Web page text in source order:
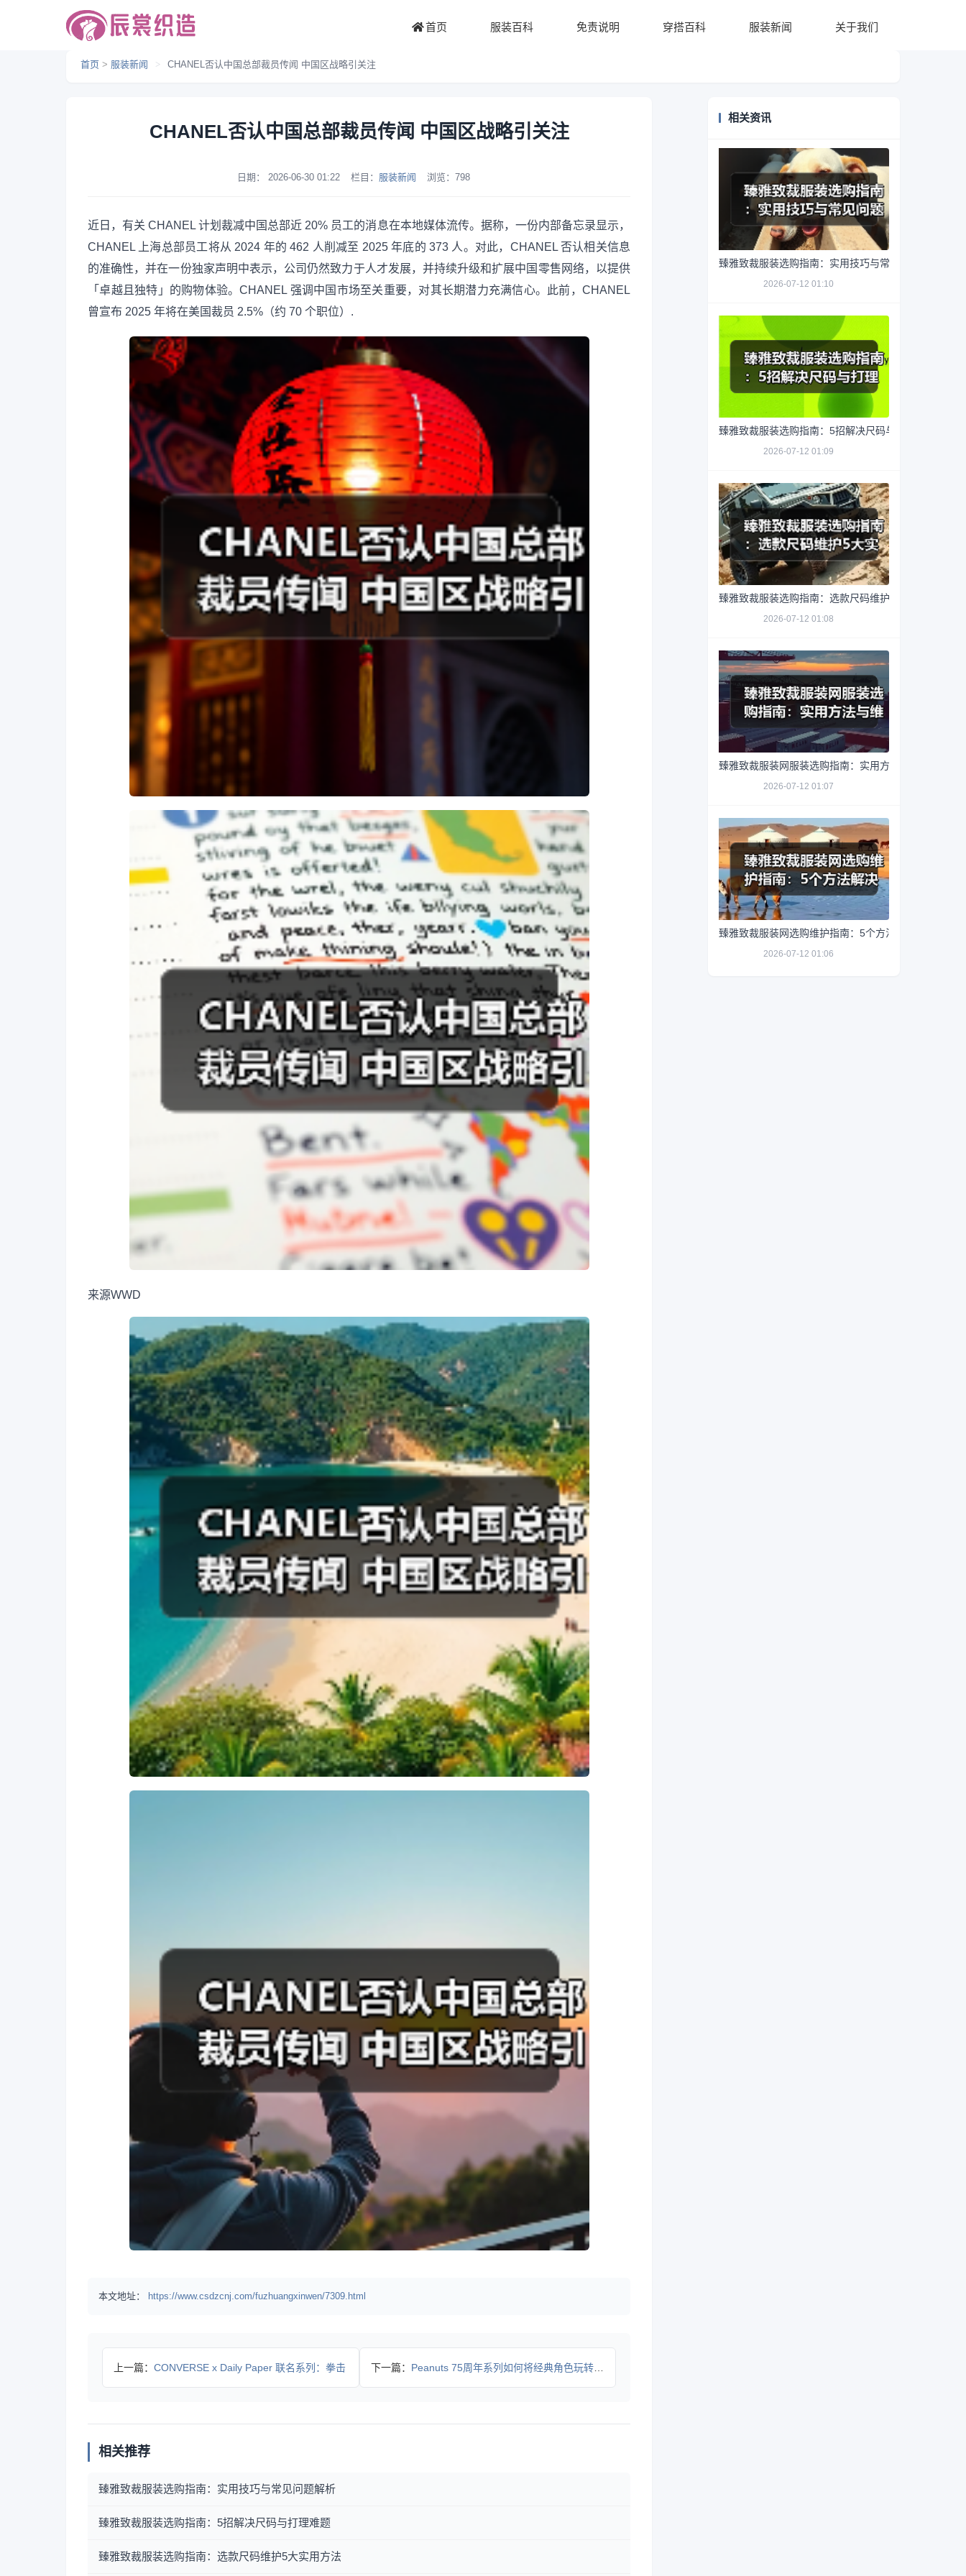
首页 服装百科 免责说明 穿搭百科 服装新闻 关于我们
首页 > 服装新闻 > CHANEL否认中国总部裁员传闻 中国区战略引关注
CHANEL否认中国总部裁员传闻 中国区战略引关注
日期： 2026-06-30 01:22 栏目： 服装新闻 浏览： 798
近日，有关 CHANEL 计划裁减中国总部近 20% 员工的消息在本地媒体流传。据称，一份内部备忘录显示，
CHANEL 上海总部员工将从 2024 年的 462 人削减至 2025 年底的 373 人。对此，CHANEL 否认相关信息
的准确性，并在一份独家声明中表示，公司仍然致力于人才发展，并持续升级和扩展中国零售网络，以提供
「卓越且独特」的购物体验。CHANEL 强调中国市场至关重要，对其长期潜力充满信心。此前，CHANEL
曾宣布 2025 年将在美国裁员 2.5%（约 70 个职位）.
来源WWD
本文地址： https://www.csdzcnj.com/fuzhuangxinwen/7309.html
上一篇： CONVERSE x Daily Paper 联名系列：拳击 下一篇： Peanuts 75周年系列如何将经典角色玩转街头密码？
相关推荐
臻雅致裁服装选购指南：实用技巧与常见问题解析
臻雅致裁服装选购指南：5招解决尺码与打理难题
臻雅致裁服装选购指南：选款尺码维护5大实用方法
相关资讯
臻雅致裁服装选购指南：实用技巧与常见问题解析
2026-07-12 01:10
臻雅致裁服装选购指南：5招解决尺码与打理难题
2026-07-12 01:09
臻雅致裁服装选购指南：选款尺码维护5大实用方法
2026-07-12 01:08
臻雅致裁服装网服装选购指南：实用方法与维护技巧
2026-07-12 01:07
臻雅致裁服装网选购维护指南：5个方法解决网购踩坑
2026-07-12 01:06